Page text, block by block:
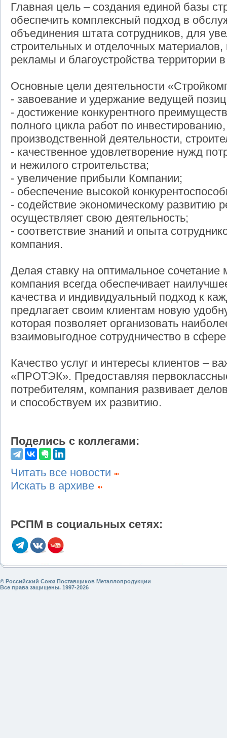
Главная цель – создания единой базы
обеспечить комплексный подход в
объединения штата сотрудников, для
строительных и отделочных
рекламы и благоустройства территории
Основные цели деятельности
- завоевание и удержание ведущей
- достижение конкурентного
полного цикла работ по
производственной деятельности,
- качественное удовлетворение нужд
и нежилого строительства;
- увеличение прибыли Компании;
- обеспечение высокой
- содействие экономическому развитию
осуществляет свою деятельность;
- соответствие знаний и опыта
компания.
Делая ставку на оптимальное
компания всегда обеспечивает
качества и индивидуальный подход к
предлагает своим клиентам новую
которая позволяет организовать
взаимовыгодное сотрудничество в
Качество услуг и интересы клиентов –
«ПРОТЭК». Предоставляя
потребителям, компания развивает
и способствуем их развитию.
Поделись с коллегами:
Читать все новости
Искать в архиве
РСПМ в социальных сетях:
© Российский Союз Поставщиков Металлопродукции
Все права защищены. 1997-2026